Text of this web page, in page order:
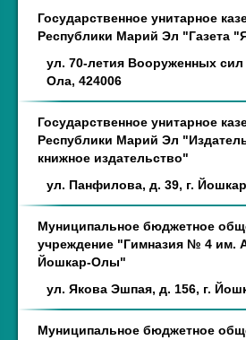
Государственное унитарное
Республики Марий Эл "Газета
ул. 70-летия Вооруженных
Ола, 424006
Государственное унитарное
Республики Марий Эл
книжное издательство"
ул. Панфилова, д. 39, г.
Муниципальное бюджетное
учреждение "Гимназия № 4 им.
Йошкар-Олы"
ул. Якова Эшпая, д. 156, г.
Муниципальное бюджетное